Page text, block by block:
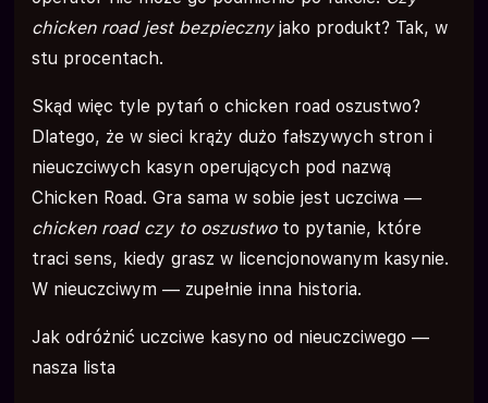
chicken road jest bezpiecznyjako produkt? Tak, w
stu procentach.
Skąd więc tyle pytań o chicken road oszustwo?
Dlatego, że w sieci krąży dużo fałszywych stron i
nieuczciwych kasyn operujących pod nazwą
Chicken Road. Gra sama w sobie jest uczciwa —
chicken road czy to oszustwoto pytanie, które
traci sens, kiedy grasz w licencjonowanym kasynie.
W nieuczciwym — zupełnie inna historia.
Jak odróżnić uczciwe kasyno od nieuczciwego —
nasza lista